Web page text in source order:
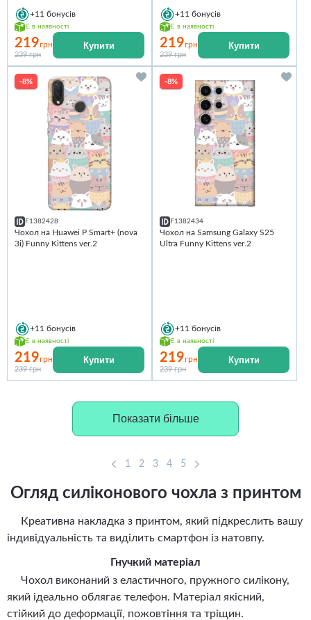
+11 бонусів
Є в наявності
219грн
239 грн
Купити
+11 бонусів
Є в наявності
219грн
239 грн
Купити
-8%
F1382428
Чохол на Huawei P Smart+ (nova
3i) Funny Kittens ver.2
+11 бонусів
Є в наявності
219грн
239 грн
Купити
-8%
F1382434
Чохол на Samsung Galaxy S25
Ultra Funny Kittens ver.2
+11 бонусів
Є в наявності
219грн
239 грн
Купити
Показати більше
1 2 3 4 5
Огляд силіконового чохла з принтом
Креативна накладка з принтом, який підкреслить вашу
індивідуальність та виділить смартфон із натовпу.
Гнучкий матеріал
Чохол виконаний з еластичного, пружного силікону,
який ідеально облягає телефон. Матеріал якісний,
стійкий до деформації, пожовтіння та тріщин.